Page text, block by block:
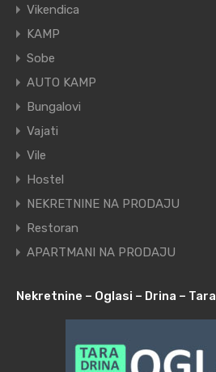
Vikendica
KAMP
Sobe
AUTO KAMP
Bungalovi
Vajati
Vile
Hostel
NEKRETNINE NA PRODAJU
Restoran
APARTMANI NA PRODAJU
Nekretnine – Oglasi – Drina – Tara